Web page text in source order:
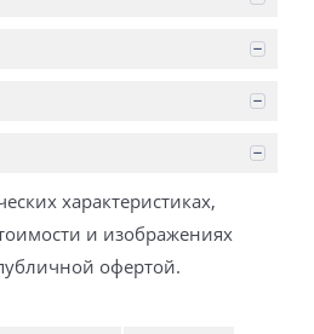
характеристиках,
и изображениях
офертой.